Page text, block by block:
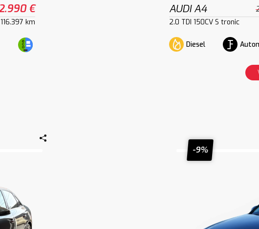
€
116.397 km
AUDI A4
2.0 TDI 150CV S tronic
Diesel
-9%